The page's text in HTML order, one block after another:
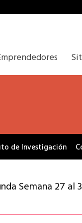
de Investigación
Semana 27 al